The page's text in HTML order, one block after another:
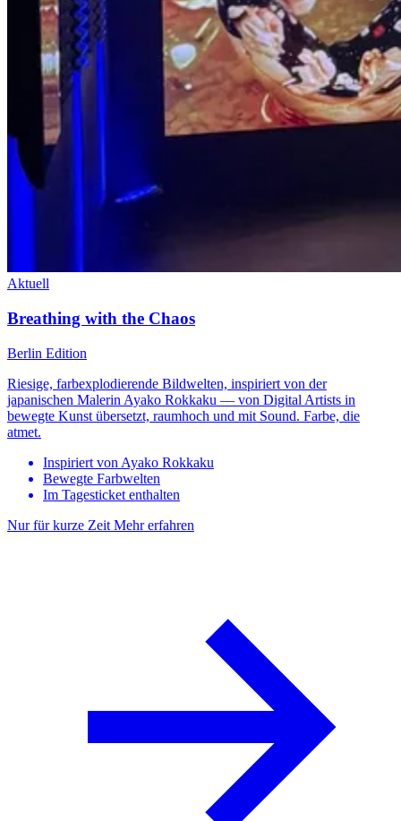
Aktuell
Breathing with the Chaos
Berlin Edition
Riesige, farbexplodierende Bildwelten, inspiriert von der
japanischen Malerin Ayako Rokkaku — von Digital Artists in
bewegte Kunst übersetzt, raumhoch und mit Sound. Farbe, die
atmet.
Inspiriert von Ayako Rokkaku
Bewegte Farbwelten
Im Tagesticket enthalten
Nur für kurze Zeit Mehr erfahren